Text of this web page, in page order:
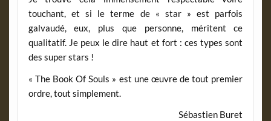
touchant, et si le terme de « star » est parfois
galvaudé, eux, plus que personne, méritent ce
qualitatif. Je peux le dire haut et fort : ces types sont
des super stars !
« The Book Of Souls » est une œuvre de tout premier
ordre, tout simplement.
Sébastien Buret